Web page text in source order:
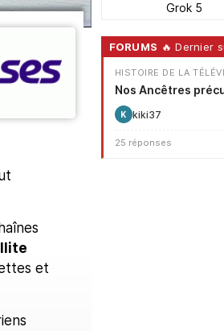
et
Grok 5
FORUMS 🔥 Dernier
HISTOIRE DE LA
Nos Ancêtres
K kiki37
25 réponses